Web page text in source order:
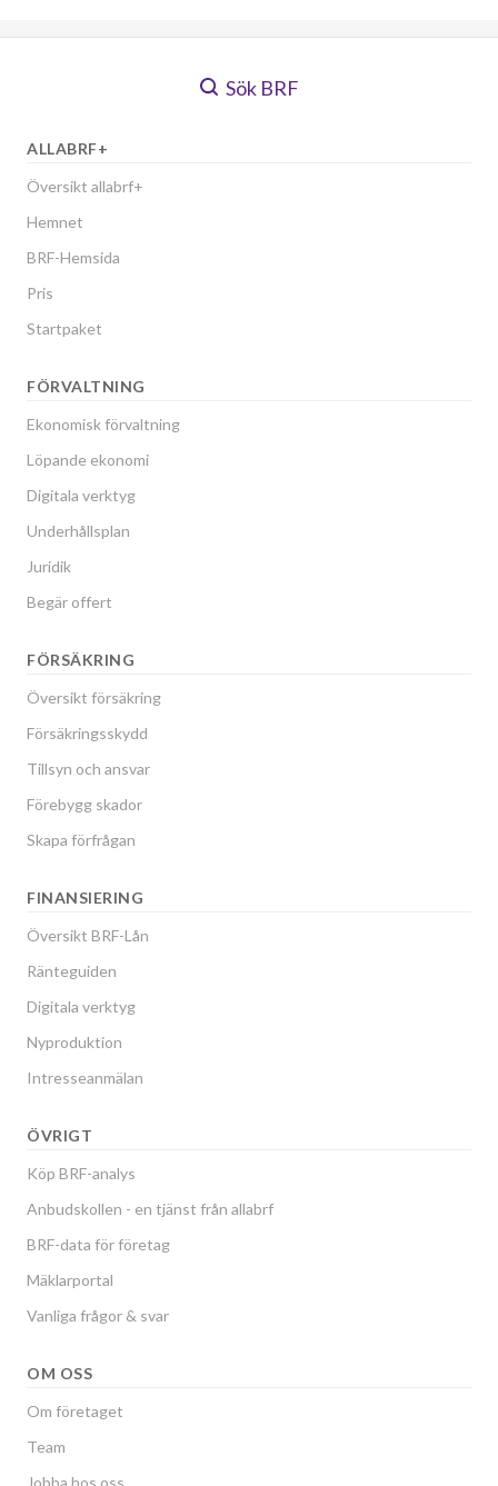
Sök BRF
ALLABRF+
Översikt allabrf+
Hemnet
BRF-Hemsida
Pris
Startpaket
FÖRVALTNING
Ekonomisk förvaltning
Löpande ekonomi
Digitala verktyg
Underhållsplan
Juridik
Begär offert
FÖRSÄKRING
Översikt försäkring
Försäkringsskydd
Tillsyn och ansvar
Förebygg skador
Skapa förfrågan
FINANSIERING
Översikt BRF-Lån
Ränteguiden
Digitala verktyg
Nyproduktion
Intresseanmälan
ÖVRIGT
Köp BRF-analys
Anbudskollen - en tjänst från allabrf
BRF-data för företag
Mäklarportal
Vanliga frågor & svar
OM OSS
Om företaget
Team